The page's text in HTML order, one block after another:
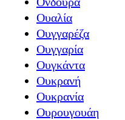
Ουαλία
Ουγγαρέζα
Ουγγαρία
Ουγκάντα
Ουκρανή
Ουκρανία
Ουρουγουάη